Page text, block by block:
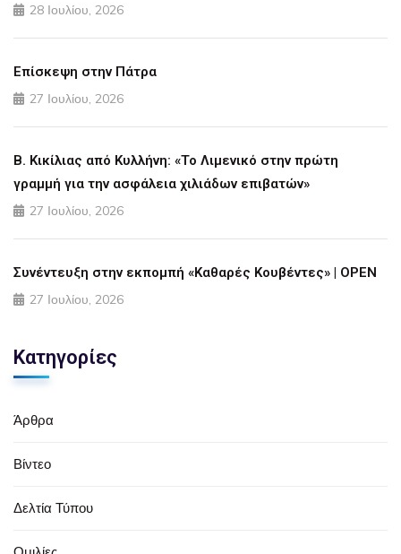
28 Ιουλίου, 2026
Επίσκεψη στην Πάτρα
27 Ιουλίου, 2026
Β. Κικίλιας από Κυλλήνη: «Το Λιμενικό στην πρώτη
γραμμή για την ασφάλεια χιλιάδων επιβατών»
27 Ιουλίου, 2026
Συνέντευξη στην εκπομπή «Καθαρές Κουβέντες» | OPEN
27 Ιουλίου, 2026
Κατηγορίες
Άρθρα
Βίντεο
Δελτία Τύπου